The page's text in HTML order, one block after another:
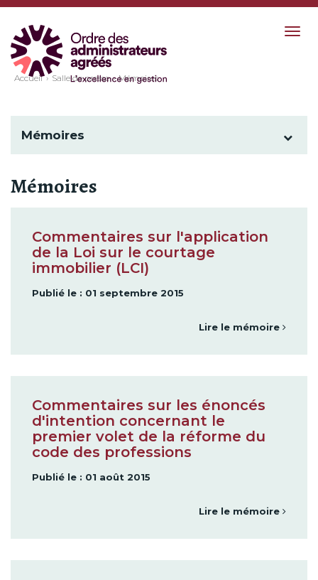
Accueil Salle de presse Mémoires
Mémoires
Mémoires
Commentaires sur l'application
de la Loi sur le courtage
immobilier (LCI)
Publié le : 01 septembre 2015
Lire le mémoire
Commentaires sur les énoncés
d'intention concernant le
premier volet de la réforme du
code des professions
Publié le : 01 août 2015
Lire le mémoire